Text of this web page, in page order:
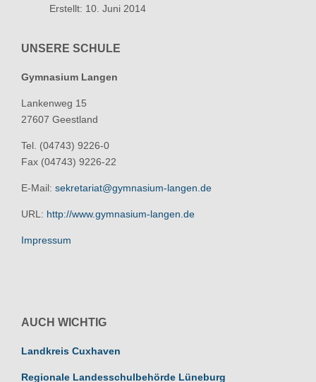
Erstellt: 10. Juni 2014
UNSERE SCHULE
Gymnasium Langen
Lankenweg 15
27607 Geestland
Tel. (04743) 9226-0
Fax (04743) 9226-22
E-Mail: sekretariat@gymnasium-langen.de
URL: http://www.gymnasium-langen.de
Impressum
AUCH WICHTIG
Landkreis Cuxhaven
Regionale Landesschulbehörde Lüneburg